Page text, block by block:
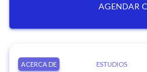
AGENDAR
ACERCA DE ESTUDIOS